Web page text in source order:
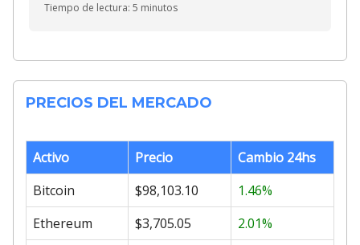
Tiempo de lectura: 5 minutos
PRECIOS DEL MERCADO
Activo Precio
Cambio 24hs
Bitcoin
$98,103.10
1.46%
Ethereum
$3,705.05
2.01%